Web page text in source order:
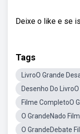
Deixe o like e se
Tags
LivroO Grande
Desenho Do
Filme CompletoO
O GrandeNado
O GrandeDebate